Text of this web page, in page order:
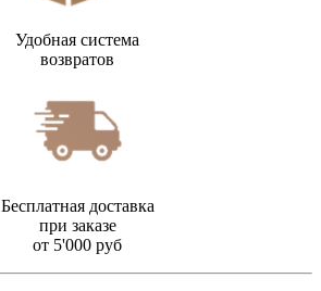
Удобная система
возвратов
Бесплатная доставка
при заказе
от 5'000 руб